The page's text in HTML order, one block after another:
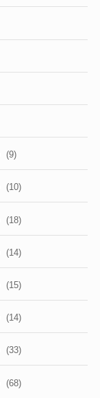
(9)
(10)
(18)
(14)
(15)
(14)
(33)
(68)